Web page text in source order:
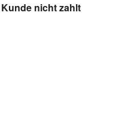
nicht zahlt